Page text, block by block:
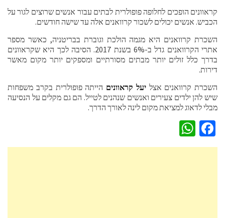
קראוונים הופכים לחלופה פופולרית לבתים עבור אנשים שרוצים לגור על
הכביש. אנשים יכולים לשכור קרוואנים אלה עד שישה חודשים.
השכרת קרוואנים היא מגמה הולכת וגוברת בבריטניה, כאשר מספר
אתרי הקרוואנים גדל ב-6% בשנת 2017. הסיבה לכך היא שקראוונים
בדרך כלל זולים יותר מבתים מסורתיים ומספקים יותר מקום מאשר
דירות.
השכרת קרוואנים אצליעל קראוונים הייתה פופולרית בקרב משפחות
שיש להן ילדים צעירים ואנשים שנהנים לטייל. הם גם מקלים על הנסיעה
מבלי לדאוג למציאת מקום לינה לאורך הדרך.
Facebook